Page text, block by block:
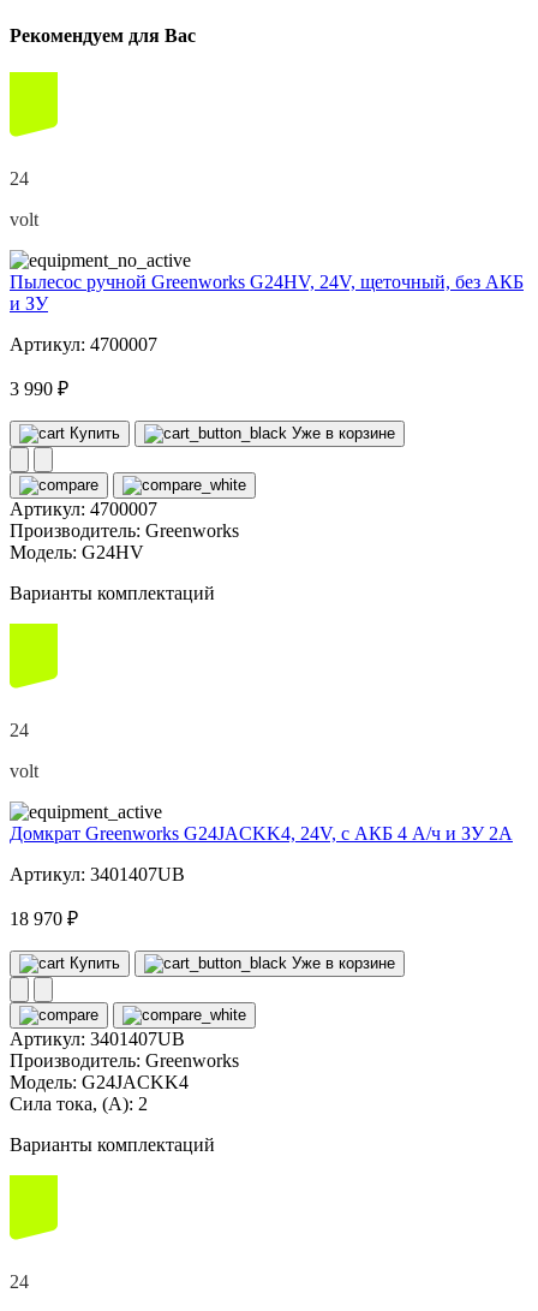
Рекомендуем для Вас
24
volt
Пылесос ручной Greenworks G24HV, 24V, щеточный, без АКБ
и ЗУ
Артикул: 4700007
3 990 ₽
Купить Уже в корзине
Артикул: 4700007
Производитель: Greenworks
Модель: G24HV
Варианты комплектаций
24
volt
Домкрат Greenworks G24JACKK4, 24V, с АКБ 4 А/ч и ЗУ 2А
Артикул: 3401407UB
18 970 ₽
Купить Уже в корзине
Артикул: 3401407UB
Производитель: Greenworks
Модель: G24JACKK4
Сила тока, (А): 2
Варианты комплектаций
24